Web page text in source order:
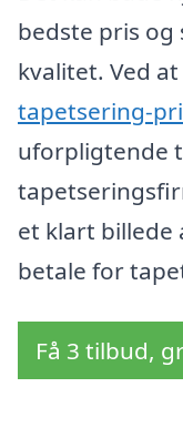
bedste pris
kvalitet. Ved
tapetsering-
uforpligtende
et klart billede
betale for
Få 3 tilbud,